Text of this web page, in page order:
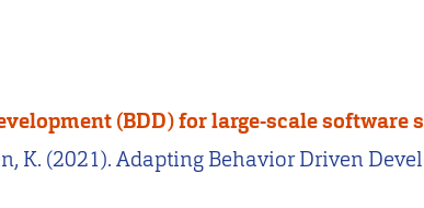
(BDD) for large-scale software
K. (2021). Adapting Behavior Driven